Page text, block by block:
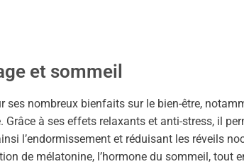
et sommeil
ses nombreux bienfaits sur le bien-être,
à ses effets relaxants et anti-stress, il
l’endormissement et réduisant les réveils
de mélatonine, l’hormone du sommeil, tout